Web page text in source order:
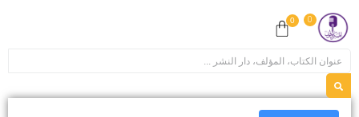
0
0